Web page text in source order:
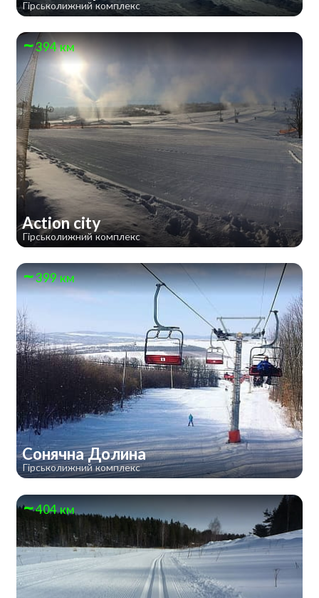
Гірськолижний комплекс
394 км
Action city
Гірськолижний комплекс
399 км
Сонячна Долина
Гірськолижний комплекс
404 км